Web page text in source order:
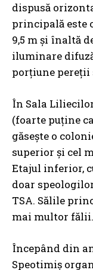
dispusă
principală este
9,5 m și înaltă
iluminare
porțiune
În Sala
(foarte puține
găsește o
superior și cel
Etajul inferior,
doar
TSA. Sălile
mai multor fălii.
Începând din
Speotimiș